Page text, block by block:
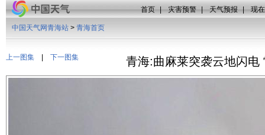
首页 | 灾害预警 | 天气预报 | 现
上一图集 下一图集
中国天气网青海站 > 青海首页
青海:曲麻莱突袭云地闪